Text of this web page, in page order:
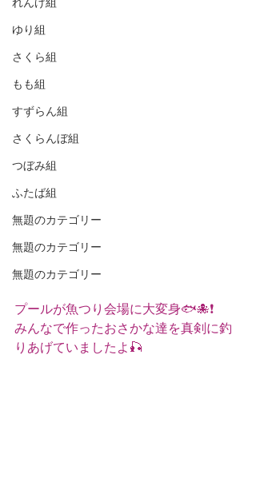
ゆり組
さくら組
もも組
すずらん組
さくらんぼ組
つぼみ組
ふたば組
無題のカテゴリー
無題のカテゴリー
無題のカテゴリー
プールが魚つり会場に大変身🐟🐙❗
みんなで作ったおさかな達を真剣に釣
りあげていましたよ🎣